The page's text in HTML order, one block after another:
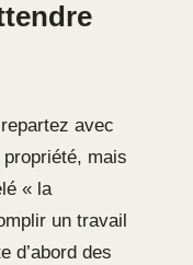
avec
mais
« la
un travail
d’abord des